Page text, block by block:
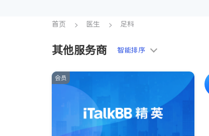
Aurora
首页 医生 足科
其他服务商 智能排序
会员